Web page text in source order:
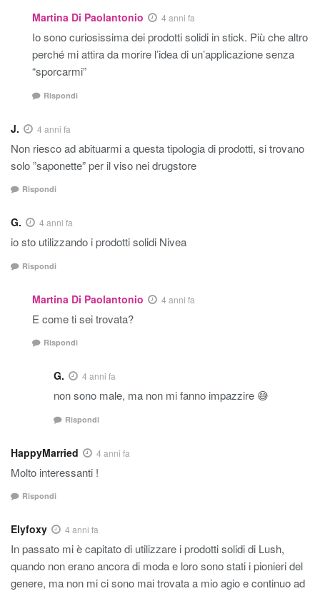
Martina Di Paolantonio 4 anni fa
Io sono curiosissima dei prodotti solidi in stick. Più che altro
perché mi attira da morire l’idea di un’applicazione senza
“sporcarmi”
Rispondi
J. 4 anni fa
Non riesco ad abituarmi a questa tipologia di prodotti, si trovano
solo ”saponette” per il viso nei drugstore
Rispondi
G. 4 anni fa
io sto utilizzando i prodotti solidi Nivea
Rispondi
Martina Di Paolantonio 4 anni fa
E come ti sei trovata?
Rispondi
G. 4 anni fa
non sono male, ma non mi fanno impazzire 😅
Rispondi
HappyMarried 4 anni fa
Molto interessanti !
Rispondi
Elyfoxy 4 anni fa
In passato mi è capitato di utilizzare i prodotti solidi di Lush,
quando non erano ancora di moda e loro sono stati i pionieri del
genere, ma non mi ci sono mai trovata a mio agio e continuo ad